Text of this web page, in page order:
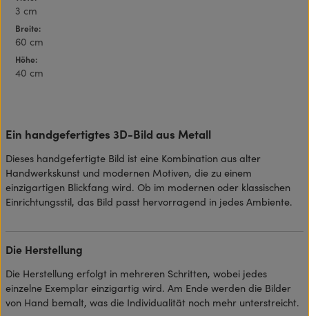
3 cm
Breite:
60 cm
Höhe:
40 cm
Ein handgefertigtes 3D-Bild aus Metall
Dieses handgefertigte Bild ist eine Kombination aus alter
Handwerkskunst und modernen Motiven, die zu einem
einzigartigen Blickfang wird. Ob im modernen oder klassischen
Einrichtungsstil, das Bild passt hervorragend in jedes Ambiente.
Die Herstellung
Die Herstellung erfolgt in mehreren Schritten, wobei jedes
einzelne Exemplar einzigartig wird. Am Ende werden die Bilder
von Hand bemalt, was die Individualität noch mehr unterstreicht.